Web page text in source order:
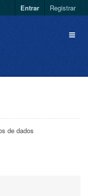
Entrar Registrar
de dados